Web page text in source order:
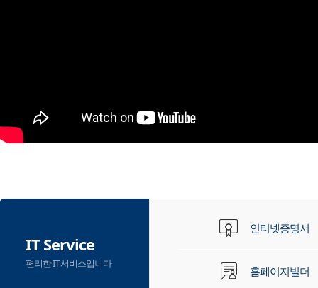
IT Service
편리한 IT 서비스입니다
인터넷증명서
홈페이지빌더